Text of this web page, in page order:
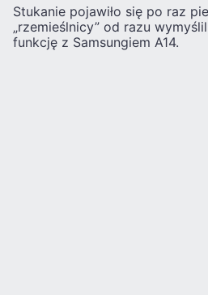
Stukanie pojawiło się po raz
„rzemieślnicy” od razu
funkcję z Samsungiem A14.